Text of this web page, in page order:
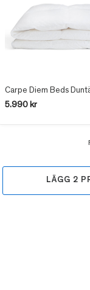
Carpe Diem Beds
5.990 kr
LÄGG 2